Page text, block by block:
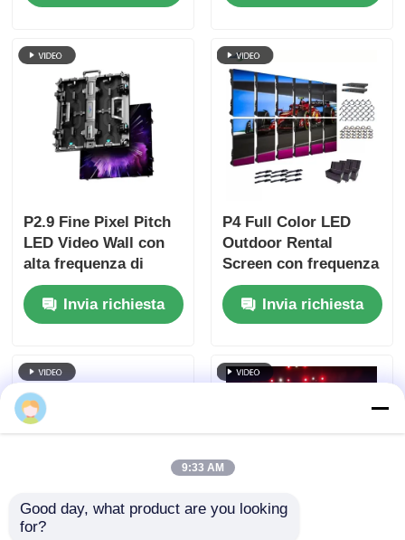
colori e protezione
eventi sul palco
Hz e luminosità di
P2.9 Fine Pixel Pitch
LED Video Wall con
alta frequenza di
aggiornamento di
7680Hz e doppio
supporto di
segnale per eventi sul
palco
Invia richiesta
P4 Full Color LED
Outdoor Rental
Screen con frequenza
di aggiornamento di
7680Hz e IP65
impermeabile per
Invia richiesta
9:33 AM
Good day, what product are you looking
for?